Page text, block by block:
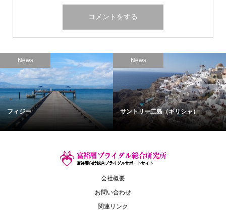
News
フィジー
News
サントリー二島（ギリシャ）
会社概要
お問い合わせ
関連リンク